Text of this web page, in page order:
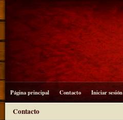
Página principal Contacto Iniciar sesión
Contacto